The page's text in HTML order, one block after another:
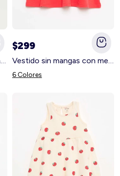
$299
6 Colores